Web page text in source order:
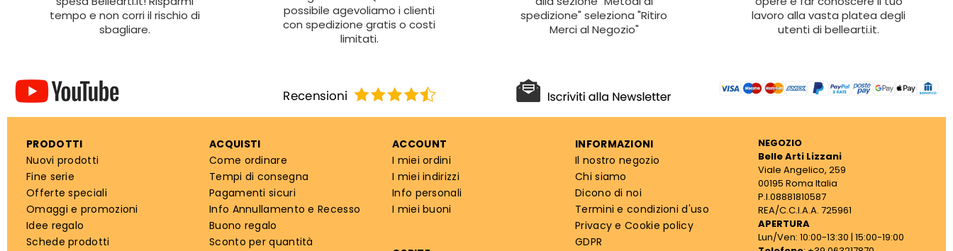
tempo e non corri il rischio di
sbagliare.
possibile agevoliamo i clienti
con spedizione gratis o costi
limitati.
spedizione" seleziona "Ritiro
Merci al Negozio"
lavoro alla vasta platea degli
utenti di bellearti.it.
PRODOTTI
Nuovi prodotti
Fine serie
Offerte speciali
Omaggi e promozioni
Idee regalo
Schede prodotti
ACQUISTI
Come ordinare
Tempi di consegna
Pagamenti sicuri
Info Annullamento e Recesso
Buono regalo
Sconto per quantità
ACCOUNT
I miei ordini
I miei indirizzi
Info personali
I miei buoni
INFORMAZIONI
Il nostro negozio
Chi siamo
Dicono di noi
Termini e condizioni d'uso
Privacy e Cookie policy
GDPR
NEGOZIO
Belle Arti Lizzani
Viale Angelico, 259
00195 Roma Italia
P.I.08881810587
REA/C.C.I.A.A. 725961
APERTURA
Lun/Ven: 10:00-13:30 | 15:00-19:00